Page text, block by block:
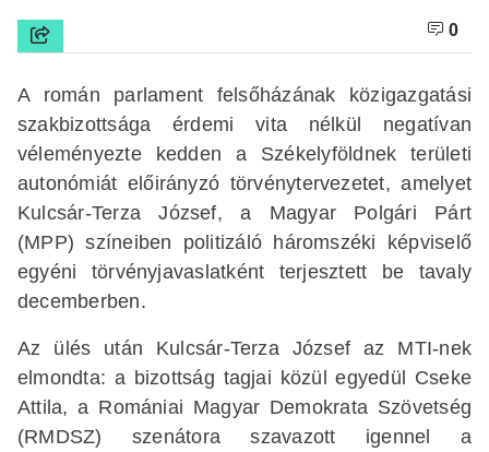
0
A román parlament felsőházának közigazgatási
szakbizottsága érdemi vita nélkül negatívan
véleményezte kedden a Székelyföldnek területi
autonómiát előirányzó törvénytervezetet, amelyet
Kulcsár-Terza József, a Magyar Polgári Párt
(MPP) színeiben politizáló háromszéki képviselő
egyéni törvényjavaslatként terjesztett be tavaly
decemberben.
Az ülés után Kulcsár-Terza József az MTI-nek
elmondta: a bizottság tagjai közül egyedül Cseke
Attila, a Romániai Magyar Demokrata Szövetség
(RMDSZ) szenátora szavazott igennel a